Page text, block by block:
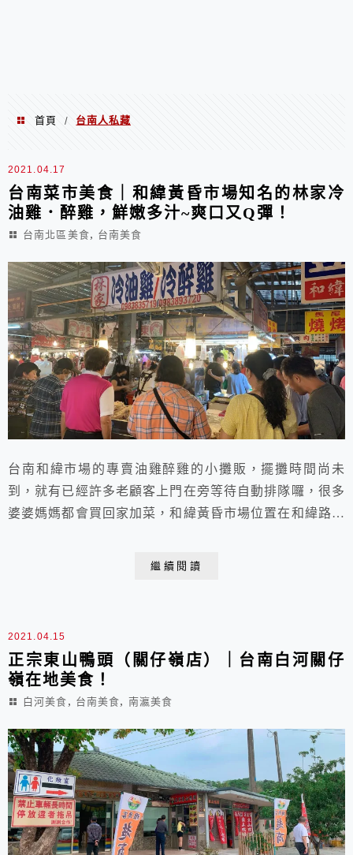
首頁 / 台南人私藏
台南人私藏
2021.04.17
台南菜市美食｜和緯黃昏市場知名的林家冷
油雞．醉雞，鮮嫩多汁~爽口又Q彈！
台南北區美食, 台南美食
台南和緯市場的專賣油雞醉雞的小攤販，擺攤時間尚未
到，就有已經許多老顧客上門在旁等待自動排隊囉，很多
婆婆媽媽都會買回家加菜，和緯黃昏市場位置在和緯路、
繼續閱讀
2021.04.15
正宗東山鴨頭（關仔嶺店）｜台南白河關仔
嶺在地美食！
白河美食 , 台南美食, 南瀛美食